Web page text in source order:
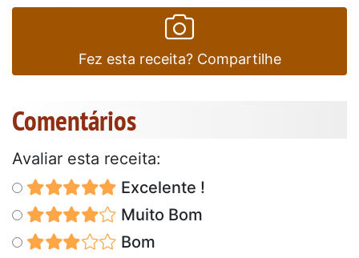
Fez esta receita? Compartilhe
Comentários
Avaliar esta receita:
Excelente !
Muito Bom
Bom